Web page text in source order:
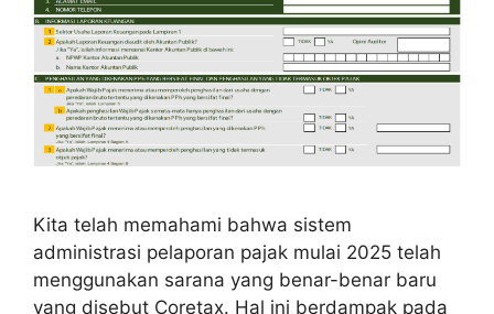
Kita telah memahami bahwa sistem
administrasi pelaporan pajak mulai 2025 telah
menggunakan sarana yang benar-benar baru
yang disebut Coretax. Hal ini berdampak pada